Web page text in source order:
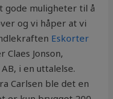
gode muligheter til å
og vi håper at vi
Eskorter
Claes Jonson,
i en uttalelse.
Carlsen ble det en